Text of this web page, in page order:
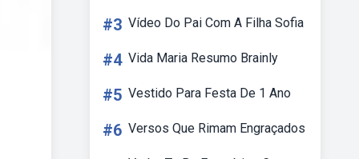
#3 Vídeo Do Pai Com A Filha Sofia
#4 Vida Maria Resumo Brainly
#5 Vestido Para Festa De 1 Ano
#6 Versos Que Rimam Engraçados